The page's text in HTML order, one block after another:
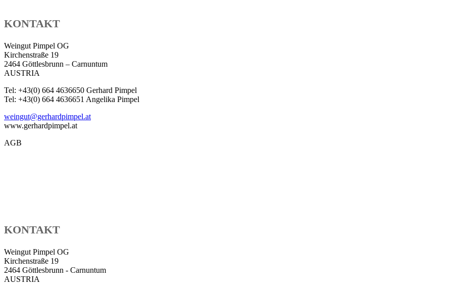
KONTAKT
Weingut Pimpel OG
Kirchenstraße 19
2464 Göttlesbrunn – Carnuntum
AUSTRIA
Tel: +43(0) 664 4636650 Gerhard Pimpel
Tel: +43(0) 664 4636651 Angelika Pimpel
weingut@gerhardpimpel.at
www.gerhardpimpel.at
AGB
KONTAKT
Weingut Pimpel OG
Kirchenstraße 19
2464 Göttlesbrunn - Carnuntum
AUSTRIA